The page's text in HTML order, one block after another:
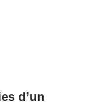
d’un